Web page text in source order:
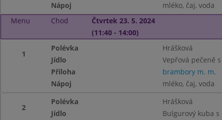
Nápoj
mléko, čaj, voda
Menu
Chod
Čtvrtek 23. 5. 2024
(11:40 - 14:00)
1
Polévka
Hrášková
Jídlo
Vepřová pečeně
Příloha
brambory m. m.
Nápoj
mléko, čaj, voda
2
Polévka
Hrášková
Jídlo
Bulgurový kuba